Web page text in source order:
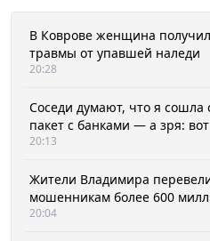
В Коврове женщина
травмы от упавшей наледи
20:28
Соседи думают, что я сошла
пакет с банками — а зря:
20:13
Жители Владимира
мошенникам более 600
20:04